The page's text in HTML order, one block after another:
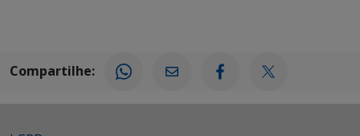
Compartilhe: